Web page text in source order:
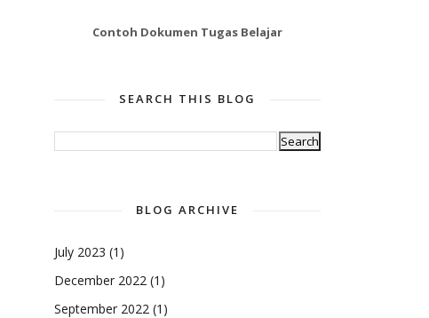
Contoh Dokumen Tugas Belajar
SEARCH THIS BLOG
BLOG ARCHIVE
July 2023 (1)
December 2022 (1)
September 2022 (1)